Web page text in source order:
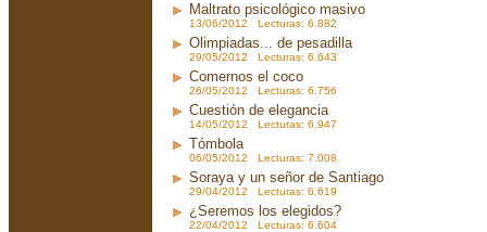
Maltrato psicológico masivo
13/06/2012 Lecturas: 6.882
Olimpiadas... de pesadilla
29/05/2012 Lecturas: 6.643
Comernos el coco
26/05/2012 Lecturas: 6.756
Cuestión de elegancia
14/05/2012 Lecturas: 6.947
Tómbola
06/05/2012 Lecturas: 7.008
Soraya y un señor de Santiago
29/04/2012 Lecturas: 6.619
¿Seremos los elegidos?
22/04/2012 Lecturas: 6.604